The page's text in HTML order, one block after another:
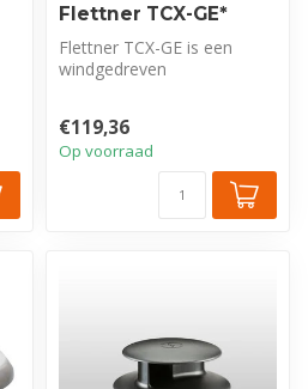
Flettner TCX-GE*
Flettner TCX-GE is een
windgedreven
€119,36
Op voorraad